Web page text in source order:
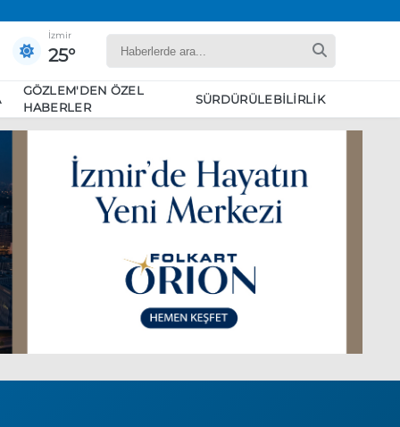
İzmir
25°
GÖZLEM'DEN ÖZEL
HABERLER
SÜRDÜRÜLEBILIRLIK
edecek